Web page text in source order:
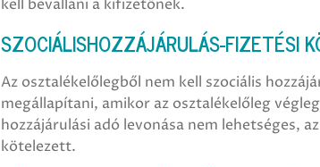
kell bevallani a kifizetőnek.
SZOCIÁLISHOZZÁJÁRULÁS-FIZETÉSI
Az osztalékelőlegből nem kell szociális
megállapítani, amikor az osztalékelőleg
hozzájárulási adó levonása nem lehetséges,
kötelezett.